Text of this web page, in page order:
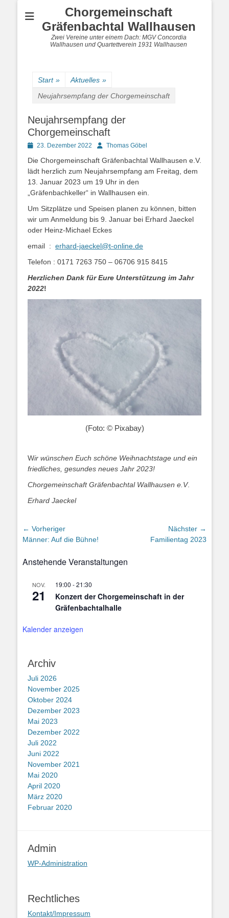
Chorgemeinschaft
Gräfenbachtal Wallhausen
Zwei Vereine unter einem Dach: MGV Concordia
Wallhausen und Quartettverein 1931 Wallhausen
Start » Aktuelles »
Neujahrsempfang der Chorgemeinschaft
Neujahrsempfang der
Chorgemeinschaft
Posted23. Dezember 2022 AutorThomas Göbel
Die Chorgemeinschaft Gräfenbachtal Wallhausen e.V.
lädt herzlich zum Neujahrsempfang am Freitag, dem
13. Januar 2023 um 19 Uhr in den
„Gräfenbachkeller“ in Wallhausen ein.
Um Sitzplätze und Speisen planen zu können, bitten
wir um Anmeldung bis 9. Januar bei Erhard Jaeckel
oder Heinz-Michael Eckes
email : erhard-jaeckel@t-online.de
Telefon : 0171 7263 750 – 06706 915 8415
Herzlichen Dank für Eure Unterstützung im Jahr
2022!
(Foto: © Pixabay)
Wir wünschen Euch schöne Weihnachtstage und ein
friedliches, gesundes neues Jahr 2023!
Chorgemeinschaft Gräfenbachtal Wallhausen e.V.
Erhard Jaeckel
Beitragsnavigation
← Vorheriger
Vorheriger
Männer: Auf die Bühne!
Nächster →
Familientag 2023
Anstehende Veranstaltungen
NOV.
21
19:00 -21:30
Konzert der Chorgemeinschaft in der
Gräfenbachtalhalle
Kalender anzeigen
Archiv
Juli 2026
November 2025
Oktober 2024
Dezember 2023
Mai 2023
Dezember 2022
Juli 2022
Juni 2022
November 2021
Mai 2020
April 2020
März 2020
Februar 2020
Admin
WP-Administration
Rechtliches
Kontakt/Impressum